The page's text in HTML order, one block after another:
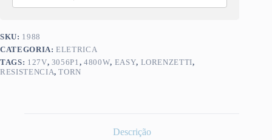
SKU: 1988
CATEGORIA:ELETRICA
TAGS: 127V, 3056P1,4800W, EASY, LORENZETTI,
RESISTENCIA,TORN
Descrição